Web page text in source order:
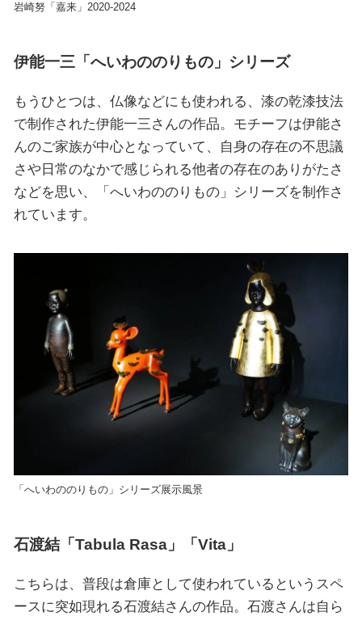
岩崎努「嘉来」2020-2024
伊能一三「へいわののりもの」シリーズ
もうひとつは、仏像などにも使われる、漆の乾漆技法
で制作された伊能一三さんの作品。モチーフは伊能さ
んのご家族が中心となっていて、自身の存在の不思議
さや日常のなかで感じられる他者の存在のありがたさ
などを思い、「へいわののりもの」シリーズを制作さ
れています。
「へいわののりもの」シリーズ展示風景
石渡結「Tabula Rasa」「Vita」
こちらは、普段は倉庫として使われているというスペ
ースに突如現れる石渡結さんの作品。石渡さんは自ら